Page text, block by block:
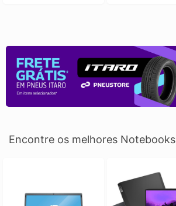
Encontre os melhores Notebooks